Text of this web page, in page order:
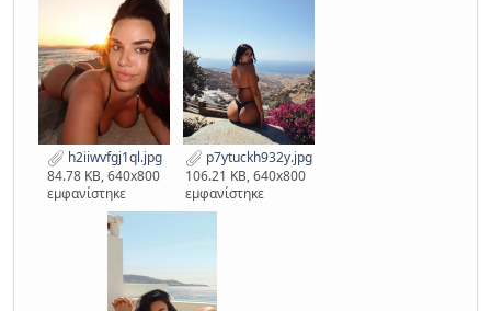
h2iiwvfgj1ql.jpg
84.78 KB, 640x800
εμφανίστηκε
p7ytuckh932y.jpg
106.21 KB, 640x800
εμφανίστηκε